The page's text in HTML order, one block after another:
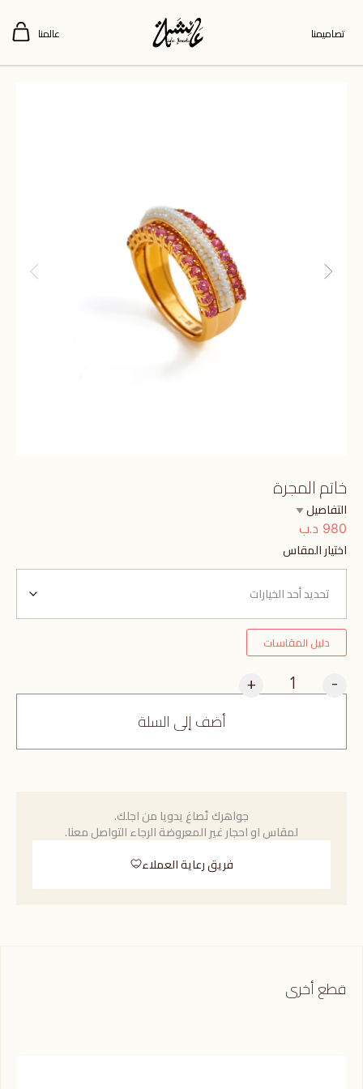
تصاميمنا عالمنا
خاتم المجرة
التفاصيل
980 د.ب
اختيار المقاس
دليل المقاسات
-
+
أضف إلى السلة
جواهرك تُصاغ يدويا من اجلك.
لمقاس او احجار غير المعروضة الرجاء التواصل معنا.
فريق رعاية العملاء
قطع أخرى